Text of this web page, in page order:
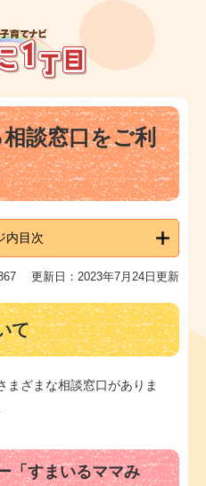
談窓口をご利
内目次
更新日：2023年7月24日更新
て
まざまな相談窓口がありま
「すまいるママみ